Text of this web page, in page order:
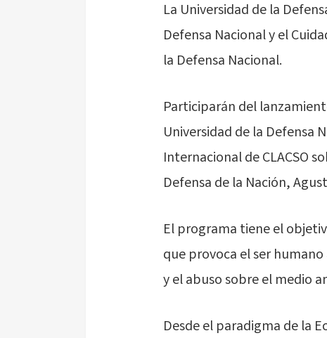
La Universidad de la
Defensa Nacional y el
la Defensa Nacional.
Participarán del
Universidad de la Defensa
Internacional de CLACSO
Defensa de la Nación,
El programa tiene el
que provoca el ser
y el abuso sobre el medio
Desde el paradigma de la